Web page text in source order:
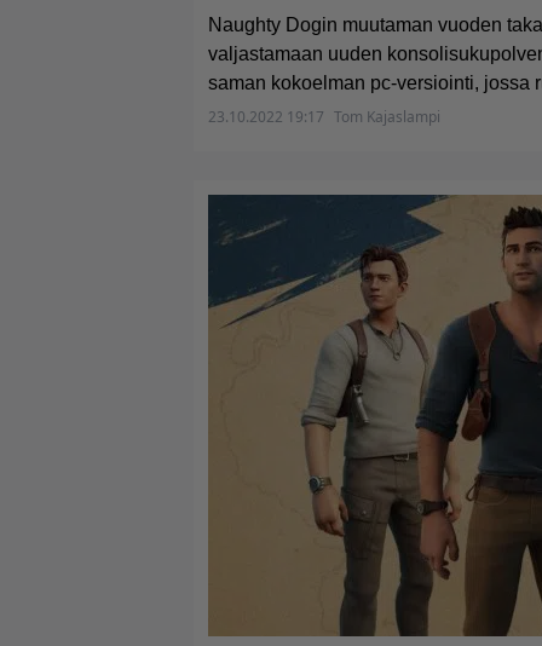
Naughty Dogin muutaman vuoden
valjastamaan uuden
saman kokoelman pc-versiointi, jossa
23.10.2022 19:17 Tom Kajaslampi